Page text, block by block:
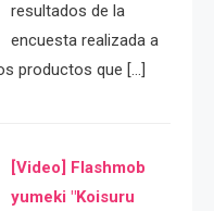
resultados de la
encuesta realizada a
productos que […]
[Video] Flashmob
yumeki "Koisuru